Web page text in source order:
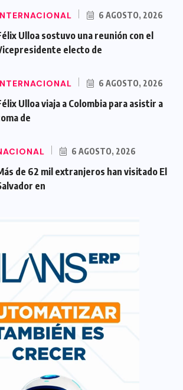
6 AGOSTO, 2026
Ulloa sostuvo una reunión con el
electo de
6 AGOSTO, 2026
Ulloa viaja a Colombia para asistir a
de
6 AGOSTO, 2026
de 62 mil extranjeros han visitado El
en